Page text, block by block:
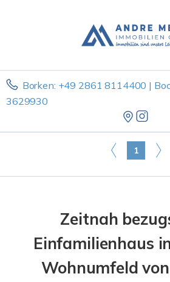
Borken: +49 2861 8114400 |
3629930
1
Zeitnah
Einfamilienhaus
Wohnumfeld